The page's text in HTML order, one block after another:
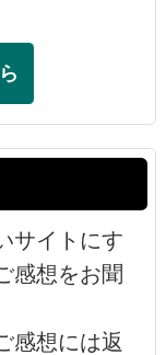
サイトにす
感想をお聞
感想には返